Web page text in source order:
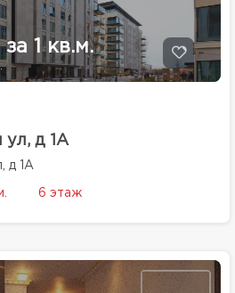
1 кв.м.
ул, д 1А
д 1А
6 этаж